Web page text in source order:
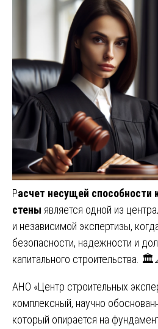
Расчет несущей способности
стены является одной из
и независимой экспертизы,
безопасности, надежности и
капитального строительства.
АНО «Центр строительных
комплексный, научно
который опирается на